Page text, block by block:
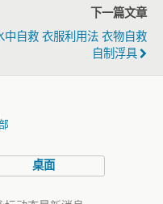
下一篇文章
中自救 衣服利用法 衣物自救
自制浮具
桌面